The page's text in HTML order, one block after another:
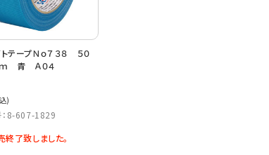
トテープＮｏ７３８ ５０
ｍ 青 Ａ０４
)
8-607-1829
終了致しました。